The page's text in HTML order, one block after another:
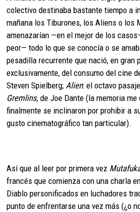
colectivo destinaba bastante tiempo a
mañana los Tiburones, los Aliens o los
amenazarían —en el mejor de los
peor— todo lo que se conocía o se
pesadilla recurrente que nació, en gran
exclusivamente, del consumo del cine
Steven Spielberg;Alien: el octavo
Gremlins, de Joe Dante (la memoria
finalmente se inclinaron por prohibir a
gusto cinematográfico tan particular).
Así que al leer por primera vez
francés que comienza con una charla
Diablo personificados en luchadores
punto de enfrentarse una vez más (¿o